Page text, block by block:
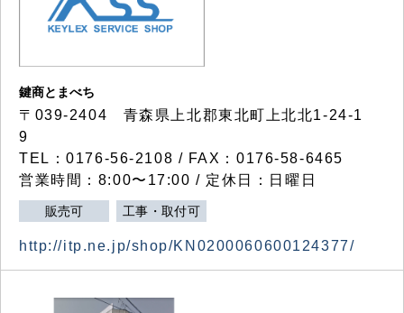
鍵商とまべち
〒039-2404 青森県上北郡東北町上北北1-24-1
9
TEL：0176-56-2108 / FAX：0176-58-6465
営業時間：8:00〜17:00 / 定休日：日曜日
販売可 工事・取付可
http://itp.ne.jp/shop/KN0200060600124377/